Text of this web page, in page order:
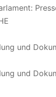
und
und